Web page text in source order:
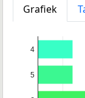
Grafiek
4
5